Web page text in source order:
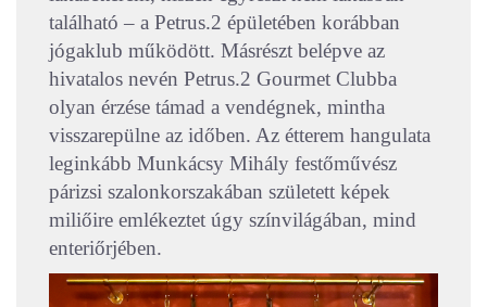
található – a Petrus.2 épületében korábban
jógaklub működött. Másrészt belépve az
hivatalos nevén Petrus.2 Gourmet Clubba
olyan érzése támad a vendégnek, mintha
visszarepülne az időben. Az étterem hangulata
leginkább Munkácsy Mihály festőművész
párizsi szalonkorszakában született képek
miliőire emlékeztet úgy színvilágában, mind
enteriőrjében.